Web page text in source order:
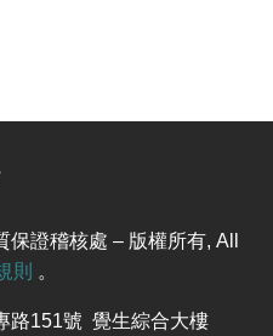
證稽核處 – 版權所有, All
則 。
路151號 覺生綜合大樓